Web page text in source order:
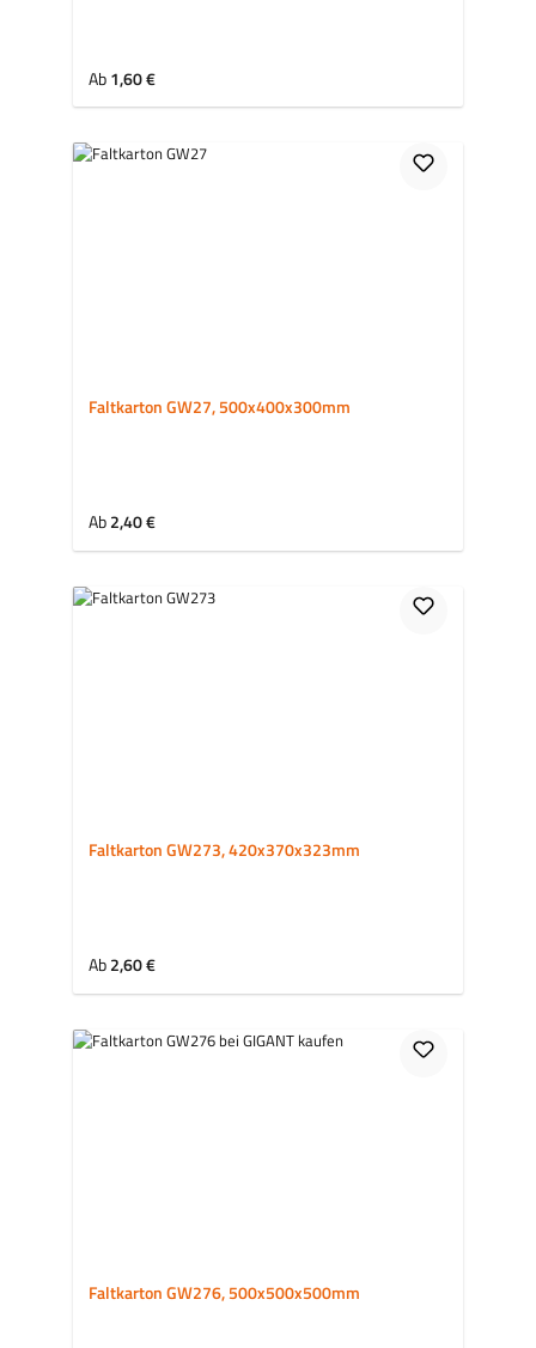
Regulärer Preis:
Ab1,60 €
Faltkarton GW27, 500x400x300mm
Regulärer Preis:
Ab2,40 €
Faltkarton GW273, 420x370x323mm
Regulärer Preis:
Ab2,60 €
Faltkarton GW276, 500x500x500mm